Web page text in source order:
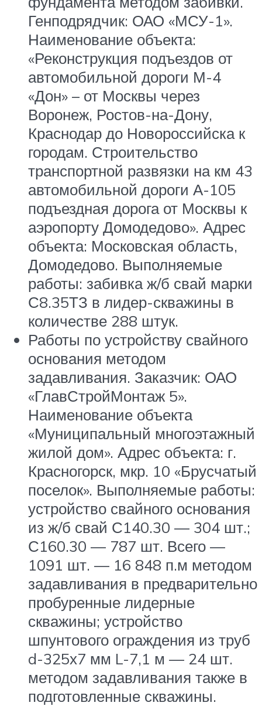
Генподрядчик: ОАО «МСУ-1».
Наименование объекта:
«Реконструкция подъездов от
автомобильной дороги М-4
«Дон» – от Москвы через
Воронеж, Ростов-на-Дону,
Краснодар до Новороссийска к
городам. Строительство
транспортной развязки на км 43
автомобильной дороги А-105
подъездная дорога от Москвы к
аэропорту Домодедово». Адрес
объекта: Московская область,
Домодедово. Выполняемые
работы: забивка ж/б свай марки
С8.35ТЗ в лидер-скважины в
количестве 288 штук.
Работы по устройству свайного
основания методом
задавливания. Заказчик: ОАО
«ГлавСтройМонтаж 5».
Наименование объекта
«Муниципальный многоэтажный
жилой дом». Адрес объекта: г.
Красногорск, мкр. 10 «Брусчатый
поселок». Выполняемые работы:
устройство свайного основания
из ж/б свай С140.30 — 304 шт.;
С160.30 — 787 шт. Всего —
1091 шт. — 16 848 п.м методом
задавливания в предварительно
пробуренные лидерные
скважины; устройство
шпунтового ограждения из труб
d-325х7 мм L-7,1 м — 24 шт.
методом задавливания также в
подготовленные скважины.